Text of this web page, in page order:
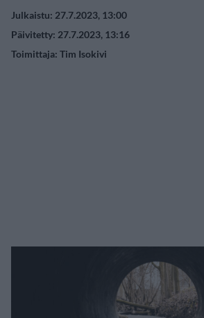
Julkaistu: 27.7.2023, 13:00
Päivitetty: 27.7.2023, 13:16
Toimittaja: Tim Isokivi